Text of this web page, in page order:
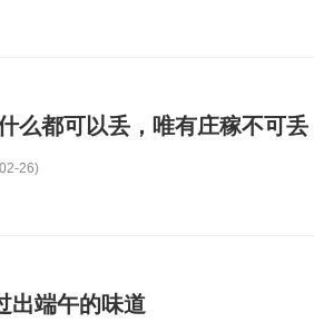
么都可以丢，唯有庄稼不可丢
26)
出端午的味道